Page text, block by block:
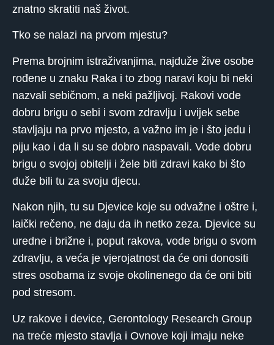
znatno skratiti naš život.
Tko se nalazi na prvom mjestu?
Prema brojnim istraživanjima, najduže žive osobe
rođene u znaku Raka i to zbog naravi koju bi neki
nazvali sebičnom, a neki pažljivoj. Rakovi vode
dobru brigu o sebi i svom zdravlju i uvijek sebe
stavljaju na prvo mjesto, a važno im je i što jedu i
piju kao i da li su se dobro naspavali. Vode dobru
brigu o svojoj obitelji i žele biti zdravi kako bi što
duže bili tu za svoju djecu.
Nakon njih, tu su Djevice koje su odvažne i oštre i,
laički rečeno, ne daju da ih netko zeza. Djevice su
uredne i brižne i, poput rakova, vode brigu o svom
zdravlju, a veća je vjerojatnost da će oni donositi
stres osobama iz svoje okolinenego da će oni biti
pod stresom.
Uz rakove i device, Gerontology Research Group
na treće mjesto stavlja i Ovnove koji imaju neke